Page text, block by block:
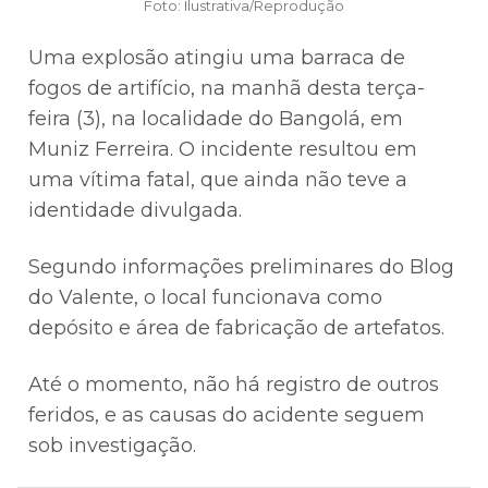
Foto: Ilustrativa/Reprodução
Uma explosão atingiu uma barraca de
fogos de artifício, na manhã desta terça-
feira (3), na localidade do Bangolá, em
Muniz Ferreira. O incidente resultou em
uma vítima fatal, que ainda não teve a
identidade divulgada.
Segundo informações preliminares do Blog
do Valente, o local funcionava como
depósito e área de fabricação de artefatos.
Até o momento, não há registro de outros
feridos, e as causas do acidente seguem
sob investigação.